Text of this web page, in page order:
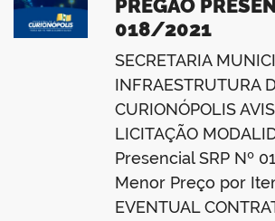
PREGÃO
018/2021
SECRETARIA
INFRAESTRUTURA
CURIONÓPOLIS
LICITAÇÃO
Presencial SRP Nº
Menor Preço por
EVENTUAL